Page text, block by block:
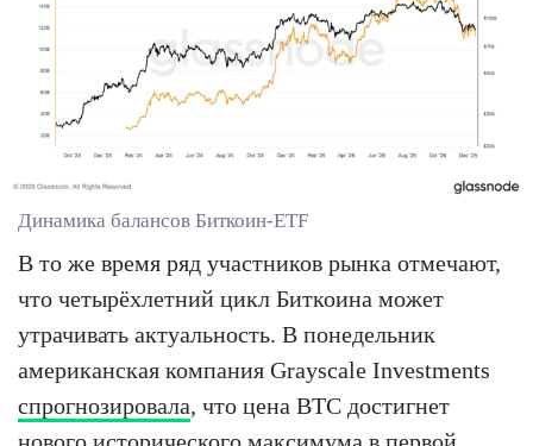
Динамика балансов Биткоин-ETF
В то же время ряд участников рынка отмечают,
что четырёхлетний цикл Биткоина может
утрачивать актуальность. В понедельник
американская компания Grayscale Investments
спрогнозировала, что цена BTC достигнет